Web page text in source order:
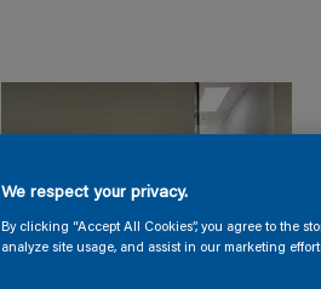
We respect your privacy.
By clicking “Accept All Cookies”, you agree to the
analyze site usage, and assist in our marketing